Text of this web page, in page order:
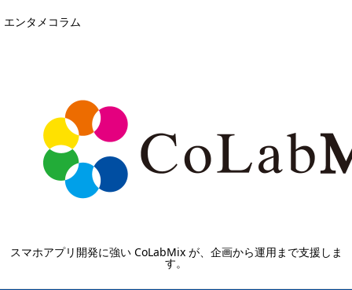
エンタメコラム
スマホアプリ開発に強い CoLabMix が、企画から運用まで支援しま
す。